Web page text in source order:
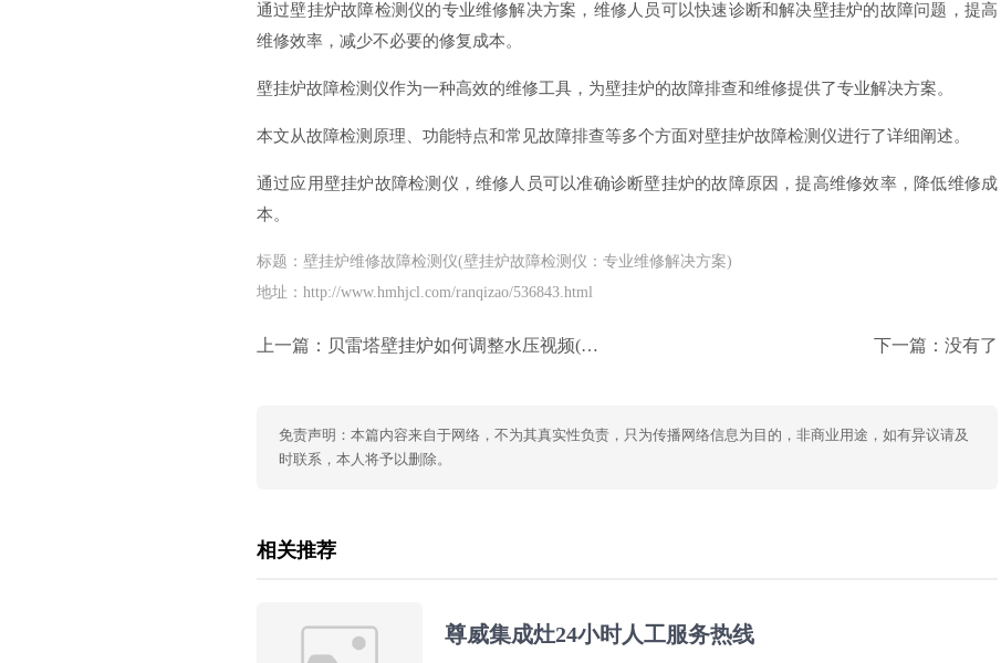
通过壁挂炉故障检测仪的专业维修解决方案，维修人员可以快速诊断和解决壁挂炉的故障问题，提高
维修效率，减少不必要的修复成本。
壁挂炉故障检测仪作为一种高效的维修工具，为壁挂炉的故障排查和维修提供了专业解决方案。
本文从故障检测原理、功能特点和常见故障排查等多个方面对壁挂炉故障检测仪进行了详细阐述。
通过应用壁挂炉故障检测仪，维修人员可以准确诊断壁挂炉的故障原因，提高维修效率，降低维修成
本。
标题：壁挂炉维修故障检测仪(壁挂炉故障检测仪：专业维修解决方案)
地址：http://www.hmhjcl.com/ranqizao/536843.html
上一篇： 贝雷塔壁挂炉如何调整水压视频(贝雷塔壁挂炉水压调整方法-详细视频教程) 下一篇：没有了
免责声明：本篇内容来自于网络，不为其真实性负责，只为传播网络信息为目的，非商业用途，如有异议请及
时联系，本人将予以删除。
相关推荐
尊威集成灶24小时人工服务热线